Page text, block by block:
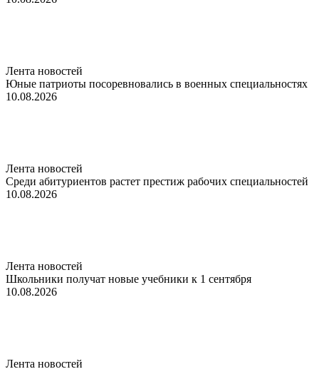
Лента новостей
Юные патриоты посоревновались в военных специальностях
10.08.2026
Лента новостей
Среди абитуриентов растет престиж рабочих специальностей
10.08.2026
Лента новостей
Школьники получат новые учебники к 1 сентября
10.08.2026
Лента новостей